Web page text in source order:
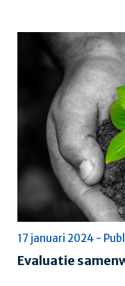
Evaluatie
17 januari 2024 -